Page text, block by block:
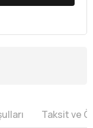
Taksit ve